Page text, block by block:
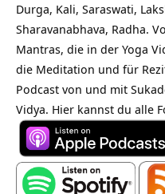
Durga, Kali, Saraswati,
Sharavanabhava, Radha.
Mantras, die in der Yoga
die Meditation und für
Podcast von und mit
Vidya. Hier kannst du alle